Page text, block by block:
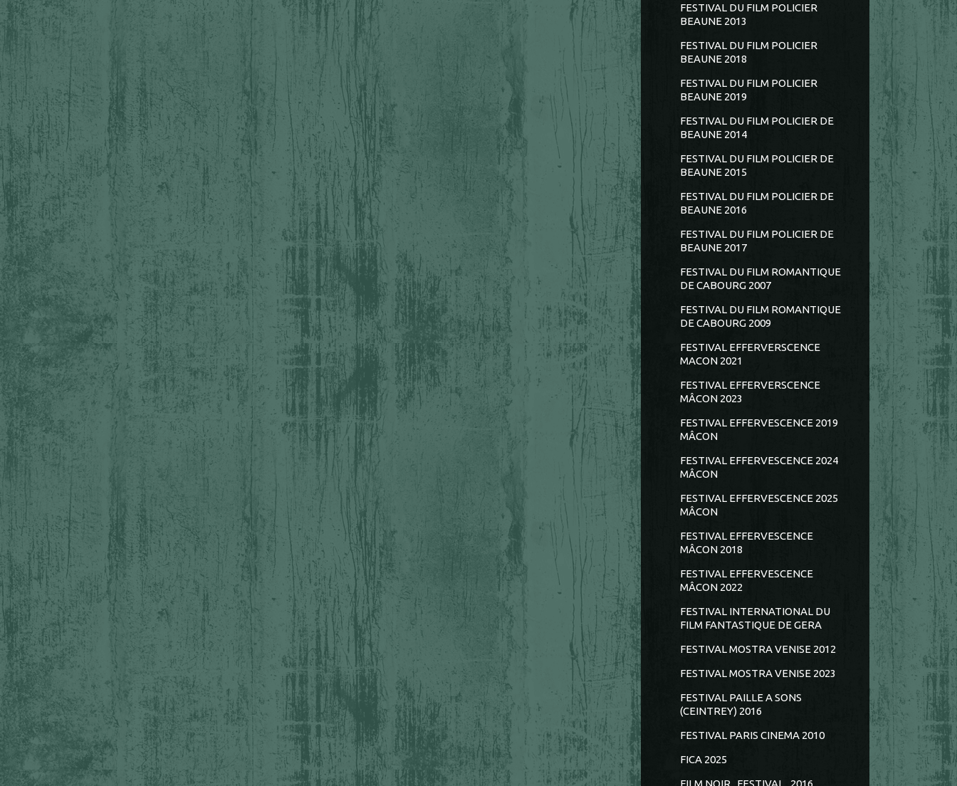
FESTIVAL DU FILM POLICIER
BEAUNE 2013
FESTIVAL DU FILM POLICIER
BEAUNE 2018
FESTIVAL DU FILM POLICIER
BEAUNE 2019
FESTIVAL DU FILM POLICIER DE
BEAUNE 2014
FESTIVAL DU FILM POLICIER DE
BEAUNE 2015
FESTIVAL DU FILM POLICIER DE
BEAUNE 2016
FESTIVAL DU FILM POLICIER DE
BEAUNE 2017
FESTIVAL DU FILM ROMANTIQUE
DE CABOURG 2007
FESTIVAL DU FILM ROMANTIQUE
DE CABOURG 2009
FESTIVAL EFFERVERSCENCE
MACON 2021
FESTIVAL EFFERVERSCENCE
MÂCON 2023
FESTIVAL EFFERVESCENCE 2019
MÂCON
FESTIVAL EFFERVESCENCE 2024
MÂCON
FESTIVAL EFFERVESCENCE 2025
MÂCON
FESTIVAL EFFERVESCENCE
MÂCON 2018
FESTIVAL EFFERVESCENCE
MÂCON 2022
FESTIVAL INTERNATIONAL DU
FILM FANTASTIQUE DE GERA
FESTIVAL MOSTRA VENISE 2012
FESTIVAL MOSTRA VENISE 2023
FESTIVAL PAILLE A SONS
(CEINTREY) 2016
FESTIVAL PARIS CINEMA 2010
FICA 2025